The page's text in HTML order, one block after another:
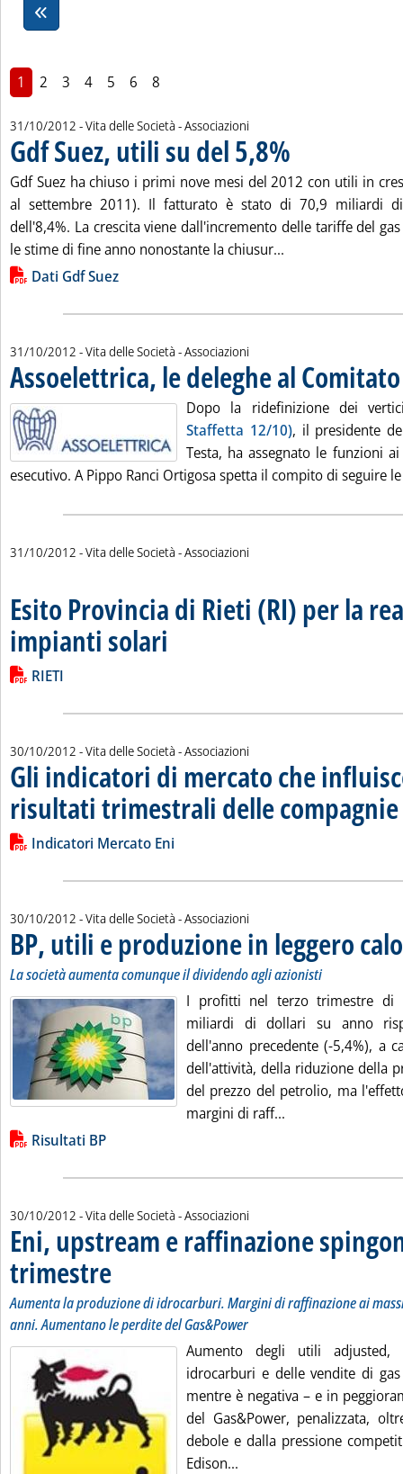
1 2 3 4 5 6 8
31/10/2012 - Vita delle Società - Associazioni
Gdf Suez, utili su del 5,8%
Gdf Suez ha chiuso i primi nove mesi del 2012 con utili in
al settembre 2011). Il fatturato è stato di 70,9 miliardi
dell'8,4%. La crescita viene dall'incremento delle tariffe del
le stime di fine anno nonostante la chiusur...
Lista allegati PDF alla notizia
Dati Gdf Suez
31/10/2012 - Vita delle Società - Associazioni
Assoelettrica, le deleghe al
Dopo la ridefinizione dei
Staffetta 12/10), il presidente
Testa, ha assegnato le funzioni
esecutivo. A Pippo Ranci Ortigosa spetta il compito di seguire
31/10/2012 - Vita delle Società - Associazioni
Esito Provincia di Rieti (RI) per la
impianti solari . Pubblicata mercoledì 31 ottobre 2012 alle 10.13.
Leggi tutta la notizia: ' . Esito Provincia di Rieti (RI) per la
Lista allegati PDF alla notizia
RIETI
30/10/2012 - Vita delle Società - Associazioni
Gli indicatori di mercato che
risultati trimestrali delle
Leggi tutta la notizia: 'Gli indicatori di mercato che
Lista allegati PDF alla notizia
Indicatori Mercato Eni
30/10/2012 - Vita delle Società - Associazioni
BP, utili e produzione in leggero calo
La società aumenta comunque il dividendo agli azionisti
I profitti nel terzo trimestre di
miliardi di dollari su anno
dell'anno precedente (-5,4%), a
dell'attività, della riduzione della
del prezzo del petrolio, ma
margini di raff...
Lista allegati PDF alla notizia
Risultati BP
30/10/2012 - Vita delle Società - Associazioni
Eni, upstream e raffinazione
trimestre . Sottotitolo: Aumenta la produzione di idrocarburi. Margini di
Aumenta la produzione di idrocarburi. Margini di raffinazione ai
anni. Aumentano le perdite del Gas&Power
Aumento degli utili adjusted,
idrocarburi e delle vendite di
mentre è negativa – e in
del Gas&Power, penalizzata,
debole e dalla pressione
Edison...